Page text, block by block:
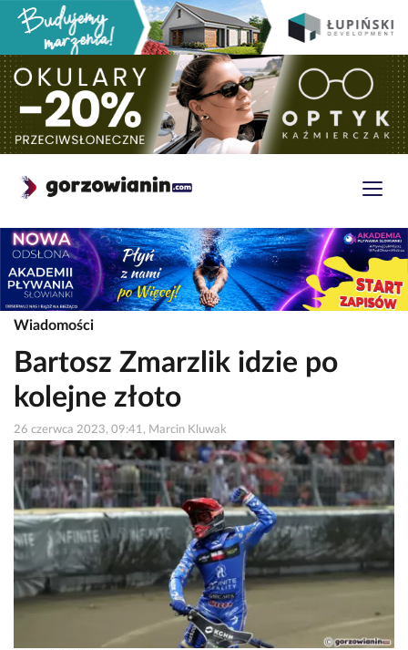
Wiadomości
Bartosz Zmarzlik idzie po
kolejne złoto
26 czerwca 2023, 09:41, Marcin Kluwak